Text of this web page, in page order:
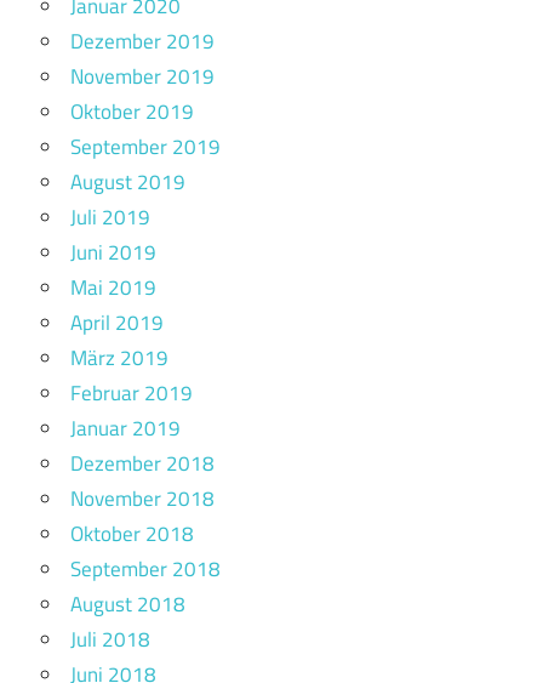
Dezember 2019
November 2019
Oktober 2019
September 2019
August 2019
Juli 2019
Juni 2019
Mai 2019
April 2019
März 2019
Februar 2019
Januar 2019
Dezember 2018
November 2018
Oktober 2018
September 2018
August 2018
Juli 2018
Juni 2018